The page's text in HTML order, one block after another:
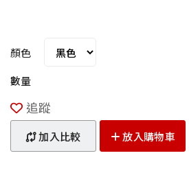
顏色
數量
追蹤
加入比較 放入購物車